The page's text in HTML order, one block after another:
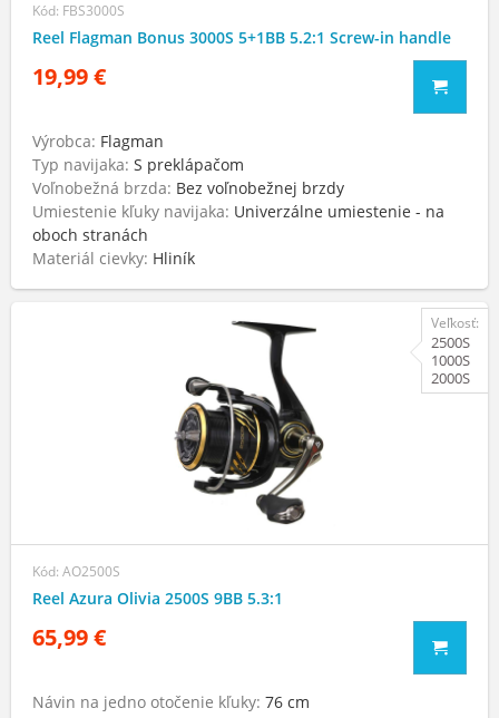
Kód: FBS3000S
Reel Flagman Bonus 3000S 5+1BB 5.2:1 Screw-in handle
19,99 €
Výrobca: Flagman
Typ navijaka: S preklápačom
Voľnobežná brzda: Bez voľnobežnej brzdy
Umiestenie kľuky navijaka: Univerzálne umiestenie - na
oboch stranách
Materiál cievky: Hliník
Kód: AO2500S
Reel Azura Olivia 2500S 9BB 5.3:1
65,99 €
Návin na jedno otočenie kľuky: 76 cm
Veľkosť:
2500S
1000S
2000S